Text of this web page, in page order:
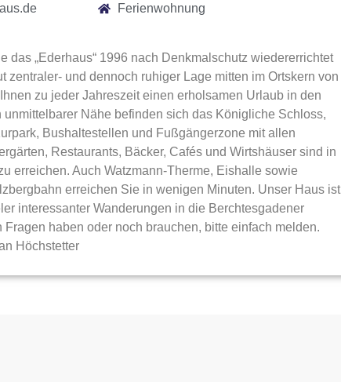
Ferienwohnung
das „Ederhaus“ 1996 nach Denkmalschutz wiedererrichtet
zentraler- und dennoch ruhiger Lage mitten im Ortskern von
zu jeder Jahreszeit einen erholsamen Urlaub in den
unmittelbarer Nähe befinden sich das Königliche Schloss,
Bushaltestellen und Fußgängerzone mit allen
Restaurants, Bäcker, Cafés und Wirtshäuser sind in
erreichen. Auch Watzmann-Therme, Eishalle sowie
erreichen Sie in wenigen Minuten. Unser Haus ist
interessanter Wanderungen in die Berchtesgadener
Fragen haben oder noch brauchen, bitte einfach melden.
Höchstetter